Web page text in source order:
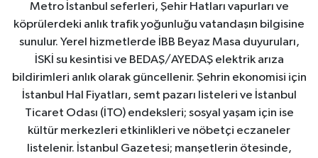
Metro İstanbul seferleri, Şehir Hatları vapurları ve
köprülerdeki anlık trafik yoğunluğu vatandaşın bilgisine
sunulur. Yerel hizmetlerde İBB Beyaz Masa duyuruları,
İSKİ su kesintisi ve BEDAŞ/AYEDAŞ elektrik arıza
bildirimleri anlık olarak güncellenir. Şehrin ekonomisi için
İstanbul Hal Fiyatları, semt pazarı listeleri ve İstanbul
Ticaret Odası (İTO) endeksleri; sosyal yaşam için ise
kültür merkezleri etkinlikleri ve nöbetçi eczaneler
listelenir. İstanbul Gazetesi; manşetlerin ötesinde,